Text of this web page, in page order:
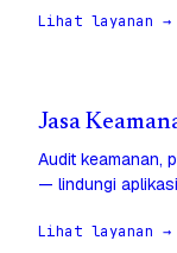
Lihat layanan →
Jasa
Audit keamanan,
— lindungi
Lihat layanan →